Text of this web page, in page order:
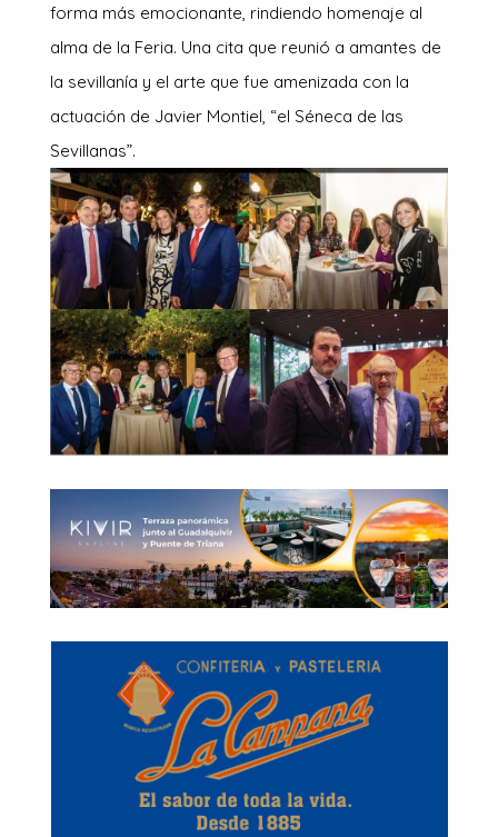
forma más emocionante, rindiendo homenaje al
alma de la Feria. Una cita que reunió a amantes de
la sevillanía y el arte que fue amenizada con la
actuación de Javier Montiel, “el Séneca de las
Sevillanas”.